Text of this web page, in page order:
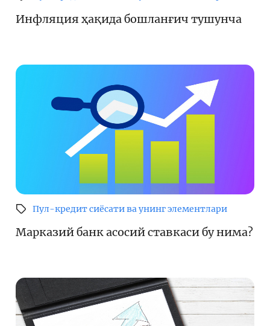
Инфляция ҳақида бошланғич тушунча
Пул-кредит сиёсати ва унинг элементлари
Марказий банк асосий ставкаси бу нима?